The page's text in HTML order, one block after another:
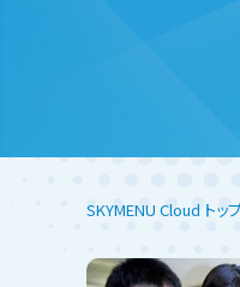
SKYMENU Cloud トッ